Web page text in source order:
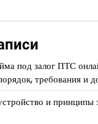
под залог ПТС
требования и
и принципы